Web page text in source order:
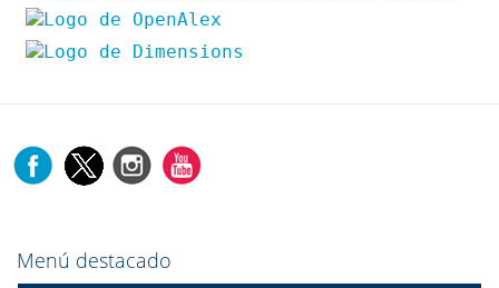
Menú destacado